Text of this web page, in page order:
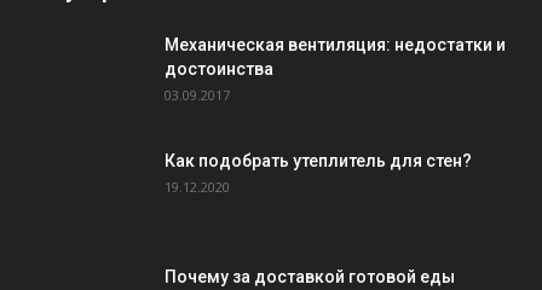
Механическая вентиляция: недостатки и
достоинства
03.09.2017
Как подобрать утеплитель для стен?
19.12.2020
Почему за доставкой готовой еды